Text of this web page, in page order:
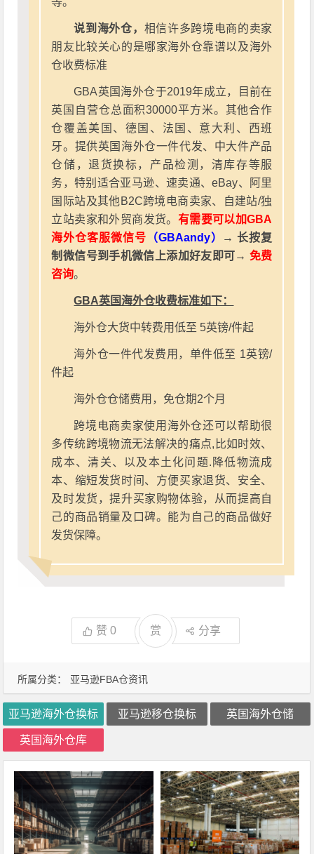
所属分类： 亚马逊FBA仓资讯
说到海外仓， 相信许多跨境电商的卖家
朋友比较关心的是哪家海外仓靠谱以及海外
仓收费标准
GBA英国海外仓于2019年成立，目前在
英国自营仓总面积30000平方米。其他合作
仓覆盖美国、德国、法国、意大利、西班
牙。提供英国海外仓一件代发、中大件产品
仓储，退货换标，产品检测，清库存等服
务，特别适合亚马逊、速卖通、eBay、阿里
国际站及其他B2C跨境电商卖家、自建站/独
立站卖家和外贸商发货。 有需要可以加GBA
海外仓客服微信号 （GBAandy）
→ 长按复
制微信号到手机微信上添加好友即可→ 免费
咨询。
GBA英国海外仓收费标准如下：
海外仓大货中转费用低至 5英镑/件起
海外仓一件代发费用，单件低至 1英镑/
件起
海外仓仓储费用，免仓期2个月
跨境电商卖家使用海外仓还可以帮助很
多传统跨境物流无法解决的痛点,比如时效、
成本、清关、以及本土化问题.降低物流成
本、缩短发货时间、方便买家退货、安全、
及时发货，提升买家购物体验，从而提高自
己的商品销量及口碑。能为自己的商品做好
发货保障。
赞0 赏 分享
亚马逊海外仓换标 亚马逊移仓换标 英国海外仓储
英国海外仓库